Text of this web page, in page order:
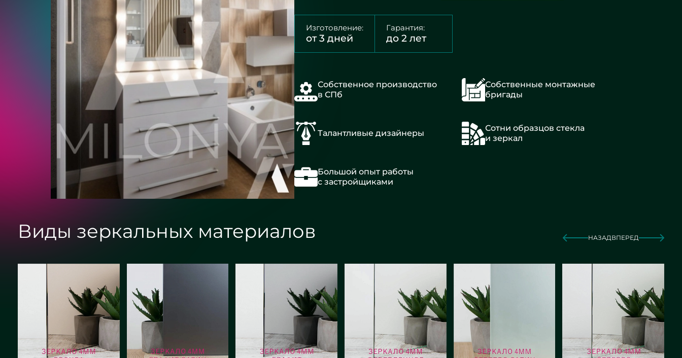
Изготовление:
от 3 дней
Гарантия:
до 2 лет
Собственное производство
в СПб
Собственные монтажные
бригады
Талантливые дизайнеры
Сотни образцов стекла
и зеркал
Большой опыт работы
с застройщиками
Виды зеркальных материалов НАЗАДВПЕРЕД